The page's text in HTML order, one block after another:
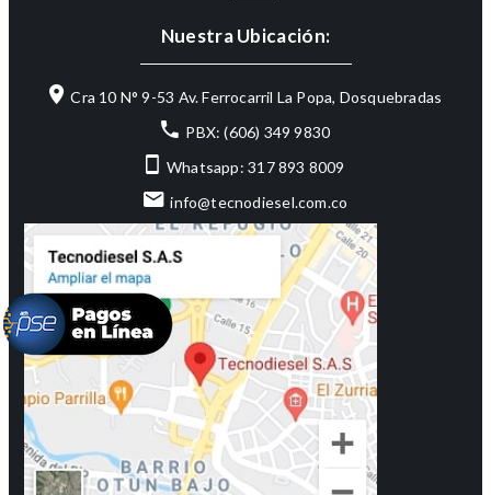
Nuestra Ubicación:
Cra 10 N° 9-53 Av. Ferrocarril La Popa, Dosquebradas
PBX: (606) 349 9830
Whatsapp: 317 893 8009
info@tecnodiesel.com.co